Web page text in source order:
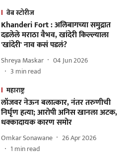
वेब स्टोरीज
Khanderi Fort : अलिबागच्या समुद्रात
दडलेले मराठा वैभव, खांदेरी किल्ल्याला
'खांदेरी' नाव कसं पडलं?
Shreya Maskar
04 Jun 2026
3 min read
महाराष्ट्र
लॉजवर नेऊन बलात्कार, नंतर तरुणीची
निर्घृण हत्या; आरोपी अनिस खानला अटक,
धक्कादायक कारण समोर
Omkar Sonawane
26 Apr 2026
1 min read